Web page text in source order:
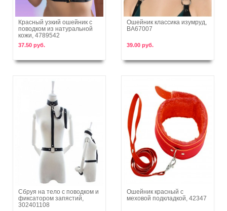
В корзину
Красный узкий ошейник с
поводком из натуральной
кожи, 4789542
37.50 руб.
Ошейник классика изумруд,
BA67007
39.00 руб.
В корзину
Сбруя на тело с поводком и
фиксатором запястий,
302401108
В корзину
Ошейник красный с
меховой подкладкой, 42347